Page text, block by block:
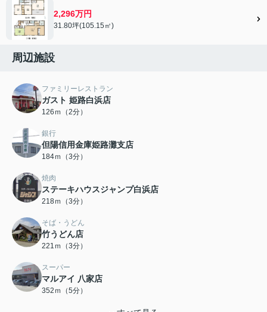
2,296万円
31.80坪(105.15㎡)
周辺施設
ファミリーレストラン
ガスト 姫路白浜店
126ｍ（2分）
銀行
但陽信用金庫姫路灘支店
184ｍ（3分）
焼肉
ステーキハウスジャンプ白浜店
218ｍ（3分）
そば・うどん
竹うどん店
221ｍ（3分）
スーパー
マルアイ 八家店
352ｍ（5分）